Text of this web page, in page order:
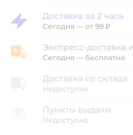
Доставка за 2 часа
Доставка за 2 часа
Сегодня — от 99 ₽
Экспресс-доставка из
Экспресс-доставка
Сегодня — бесплатно
Доставка со склада
Недоступно
Пункты выдачи
Недоступно